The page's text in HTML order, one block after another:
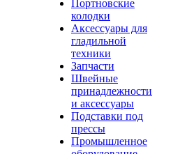
Портновские
колодки
Аксессуары для
гладильной
техники
Запчасти
Швейные
принадлежности
и аксессуары
Подставки под
прессы
Промышленное